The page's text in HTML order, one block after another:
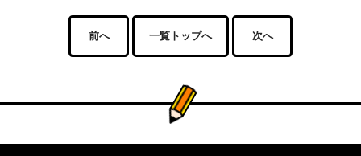
前へ 一覧トップへ 次へ